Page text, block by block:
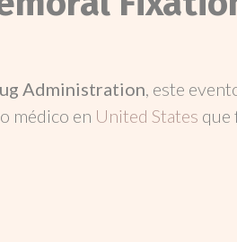
Administration, este
médico en United States que